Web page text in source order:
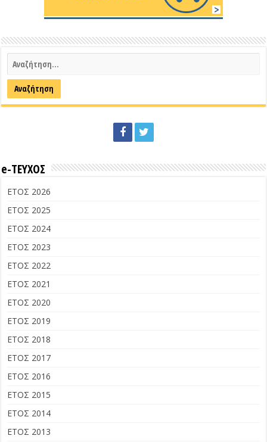
e-ΤΕΥΧΟΣ
ΕΤΟΣ 2026
ΕΤΟΣ 2025
ΕΤΟΣ 2024
ΕΤΟΣ 2023
ΕΤΟΣ 2022
ΕΤΟΣ 2021
ΕΤΟΣ 2020
ΕΤΟΣ 2019
ΕΤΟΣ 2018
ΕΤΟΣ 2017
ΕΤΟΣ 2016
ΕΤΟΣ 2015
ΕΤΟΣ 2014
ΕΤΟΣ 2013